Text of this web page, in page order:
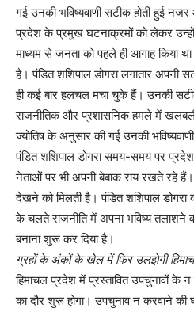
गई उनकी भविष्यवाणी सटीक होती हुई
प्रदेश के प्रमुख घटनाक्रमों को लेकर
माध्यम से जनता को पहले ही आगाह किया
है। पंडित शशिपाल डोगरा लगातार अपनी
ही कई बार हलचल मचा चुके हैं। उनकी
राजनीतिक और प्रशासनिक हमले में खलबली
ज्योतिष के अनुसार की गई उनकी
पंडित शशिपाल डोगरा समय-समय पर
नेताओं पर भी अपनी बेबाक राय रखते रहे हैं।
देखने को मिलती है। पंडित शशिपाल डोगरा
के चलते राजनीति में अपना भविष्य
बनाना शुरू कर दिया है।
ग्रहों के अंकों के खेल में फिर उलझेगी
हिमाचल प्रदेश में प्रस्तावित उपचुनावों के
का दौर शुरू होगा। उपचुनाव न करवाने